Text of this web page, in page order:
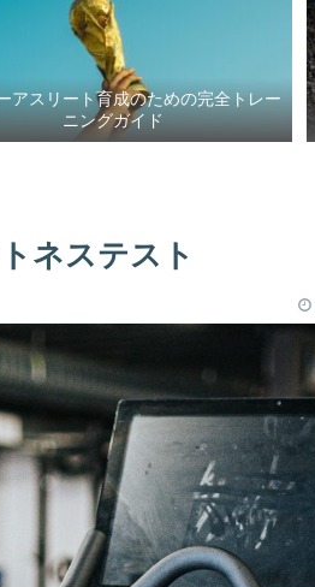
アスリート育成のための完全トレー
ニングガイド
ネステスト